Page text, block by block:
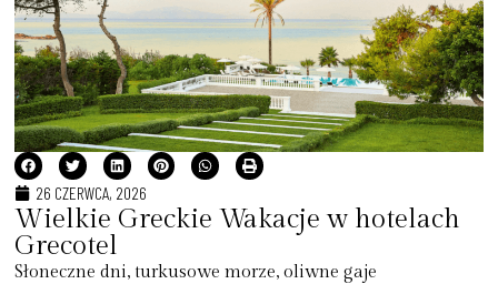
26 CZERWCA, 2026
Wielkie Greckie Wakacje w hotelach
Grecotel
Słoneczne dni, turkusowe morze, oliwne gaje